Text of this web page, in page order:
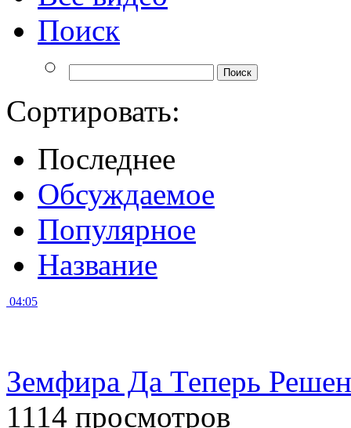
Поиск
Сортировать:
Последнее
Обсуждаемое
Популярное
Название
04:05
Земфира Да Теперь
1114 просмотров